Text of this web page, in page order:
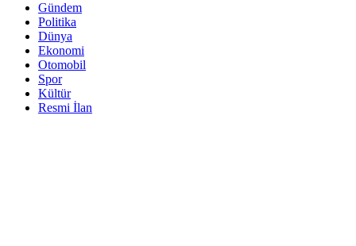
Gündem
Politika
Dünya
Ekonomi
Otomobil
Spor
Kültür
Resmi İlan